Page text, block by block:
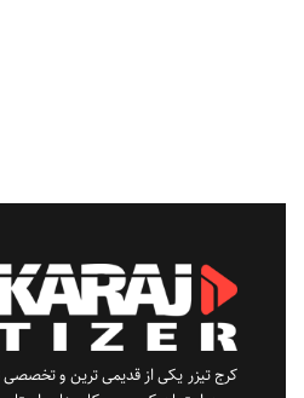
کرج تیزر یکی از قدیمی ترین و